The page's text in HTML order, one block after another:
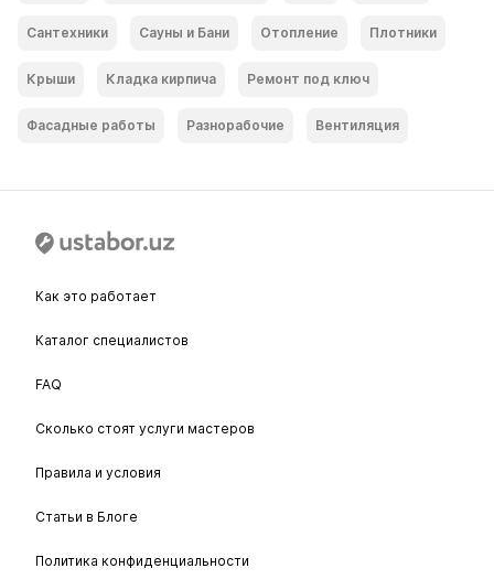
Сантехники Сауны и Бани Отопление Плотники
Крыши Кладка кирпича Ремонт под ключ
Фасадные работы Разнорабочие Вентиляция
Как это работает
Каталог специалистов
FAQ
Сколько стоят услуги мастеров
Правила и условия
Статьи в Блоге
Политика конфиденциальности